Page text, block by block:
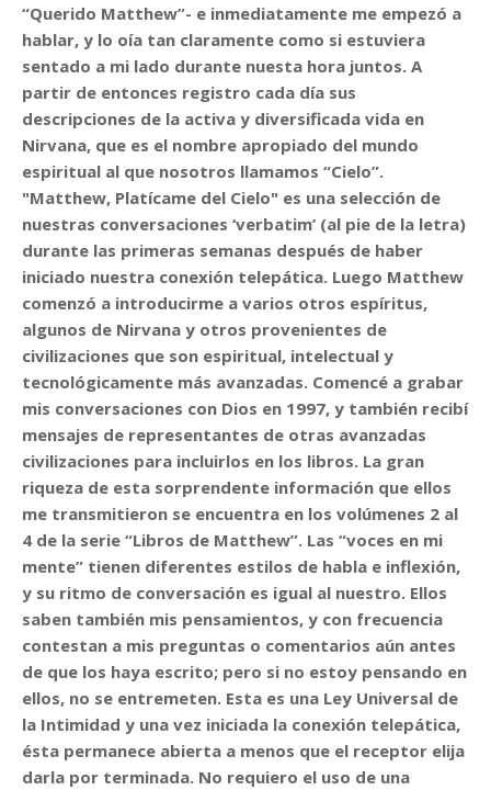
“Querido Matthew”- e inmediatamente me empezó a
hablar, y lo oía tan claramente como si estuviera
sentado a mi lado durante nuesta hora juntos. A
partir de entonces registro cada día sus
descripciones de la activa y diversificada vida en
Nirvana, que es el nombre apropiado del mundo
espiritual al que nosotros llamamos “Cielo”.
"Matthew, Platícame del Cielo" es una selección de
nuestras conversaciones ‘verbatim’ (al pie de la letra)
durante las primeras semanas después de haber
iniciado nuestra conexión telepática. Luego Matthew
comenzó a introducirme a varios otros espíritus,
algunos de Nirvana y otros provenientes de
civilizaciones que son espiritual, intelectual y
tecnológicamente más avanzadas. Comencé a grabar
mis conversaciones con Dios en 1997, y también recibí
mensajes de representantes de otras avanzadas
civilizaciones para incluirlos en los libros. La gran
riqueza de esta sorprendente información que ellos
me transmitieron se encuentra en los volúmenes 2 al
4 de la serie “Libros de Matthew”. Las “voces en mi
mente” tienen diferentes estilos de habla e inflexión,
y su ritmo de conversación es igual al nuestro. Ellos
saben también mis pensamientos, y con frecuencia
contestan a mis preguntas o comentarios aún antes
de que los haya escrito; pero si no estoy pensando en
ellos, no se entremeten. Esta es una Ley Universal de
la Intimidad y una vez iniciada la conexión telepática,
ésta permanece abierta a menos que el receptor elija
darla por terminada. No requiero el uso de una